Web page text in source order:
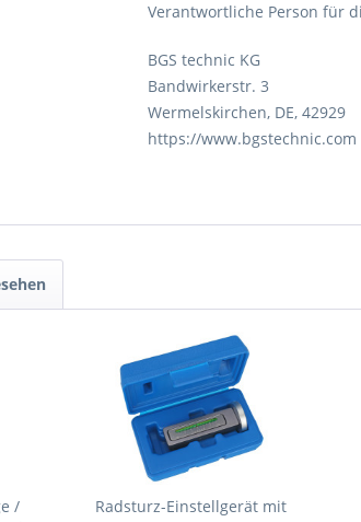
Verantwortliche Person für
BGS technic KG
Bandwirkerstr. 3
Wermelskirchen, DE, 42929
https://www.bgstechnic.com
/
Radsturz-Einstellgerät mit